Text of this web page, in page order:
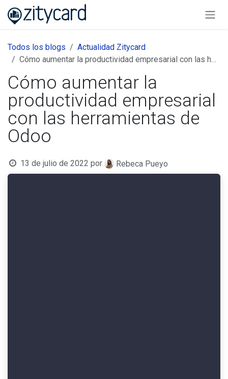
Ir al contenido
Todos los blogs
Actualidad Zitycard
Cómo aumentar la productividad empresarial con las herramientas de Odoo
Cómo aumentar la
productividad empresarial
con las herramientas de
Odoo
13 de julio de 2022 por Rebeca Pueyo